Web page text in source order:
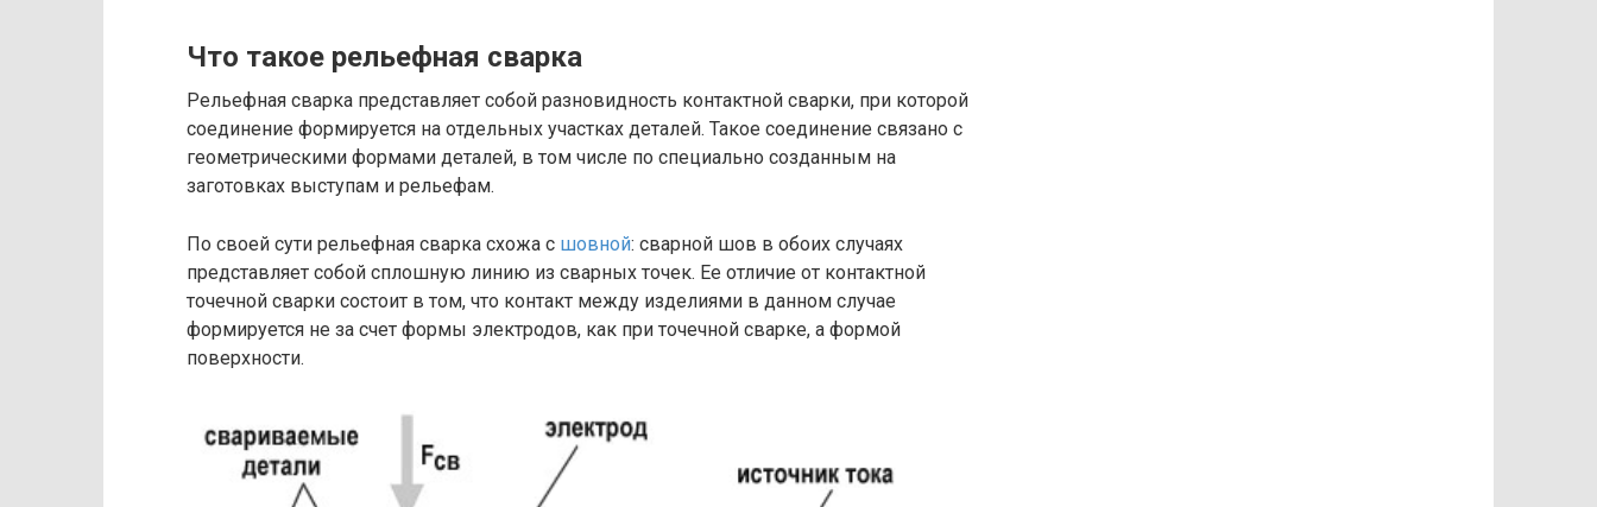
Что такое рельефная сварка
Рельефная сварка представляет собой разновидность контактной сварки, при которой
соединение формируется на отдельных участках деталей. Такое соединение связано с
геометрическими формами деталей, в том числе по специально созданным на
заготовках выступам и рельефам.
По своей сути рельефная сварка схожа с шовной: сварной шов в обоих случаях
представляет собой сплошную линию из сварных точек. Ее отличие от контактной
точечной сварки состоит в том, что контакт между изделиями в данном случае
формируется не за счет формы электродов, как при точечной сварке, а формой
поверхности.